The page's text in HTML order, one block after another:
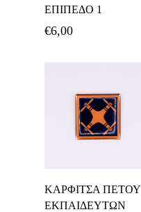
ΕΠΙΠΕΔΟ 1
€6,00
Καλάθι
ΚΑΡΦΙΤΣΑ ΠΕΤΟΥ
ΕΚΠΑΙΔΕΥΤΩΝ